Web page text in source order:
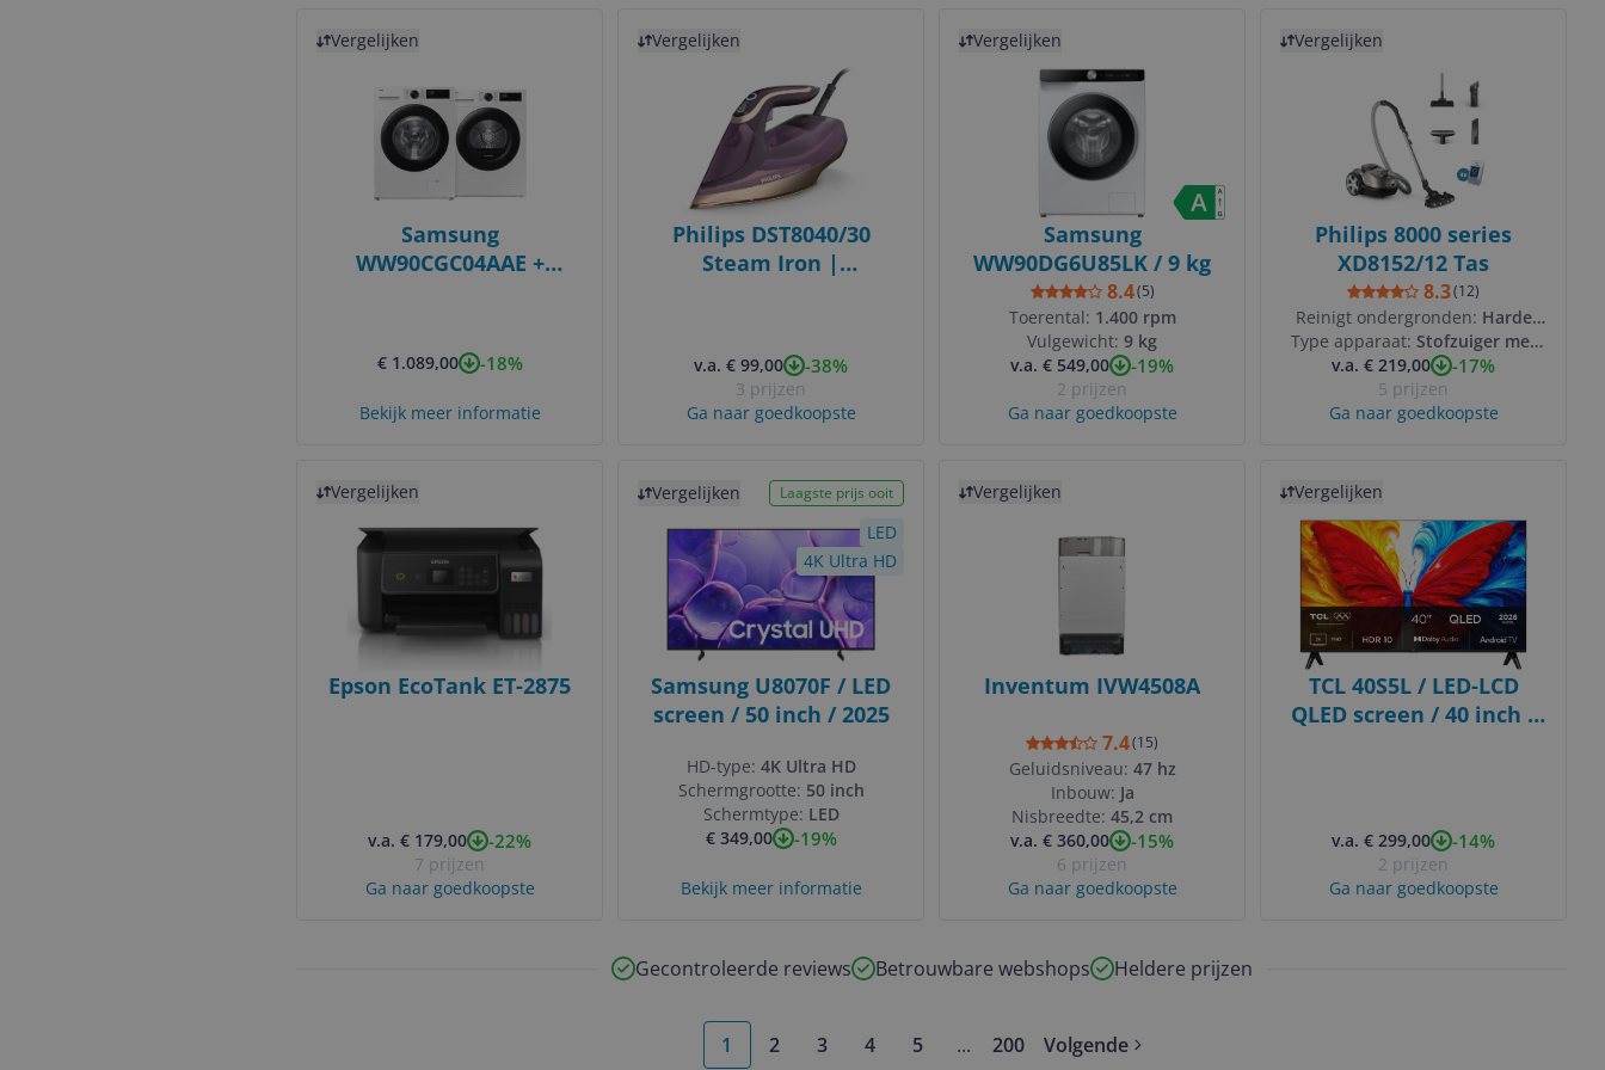
Vergelijken
Samsung
WW90CGC04AAE +
€ 1.089,00 -18%
Bekijk meer informatie
Vergelijken
Philips DST8040/30
Steam Iron |
Purple
v.a. € 99,00 -38%
3 prijzen
Ga naar goedkoopste
Vergelijken
Samsung
WW90DG6U85LK / 9 kg
8.4(5)
Toerental: 1.400 rpm
Vulgewicht: 9 kg
v.a. € 549,00
-19%
2 prijzen
Ga naar goedkoopste
Vergelijken
Philips 8000 series
XD8152/12 Tas
8.3(12)
Reinigt ondergronden: Harde
vloeren
Type apparaat: Stofzuiger met
zak
v.a. € 219,00 -17%
5 prijzen
Ga naar goedkoopste
Vergelijken
Epson EcoTank ET-2875
v.a. € 179,00 -22%
7 prijzen
Ga naar goedkoopste
Vergelijken Laagste prijs ooit
LED
4K Ultra HD
Samsung U8070F / LED
screen / 50 inch / 2025
HD-type: 4K Ultra HD
Schermgrootte: 50 inch
Schermtype: LED
€ 349,00
-19%
Bekijk meer informatie
Vergelijken
Inventum IVW4508A
7.4(15)
Geluidsniveau: 47 hz
Inbouw: Ja
Nisbreedte: 45,2 cm
v.a. € 360,00
-15%
6 prijzen
Ga naar goedkoopste
Vergelijken
TCL 40S5L / LED-LCD
QLED screen / 40 inch /
v.a. € 299,00 -14%
2 prijzen
Ga naar goedkoopste
Gecontroleerde reviews Betrouwbare webshops Heldere prijzen
1 2 3 4 5 ...More pages
200 Volgende